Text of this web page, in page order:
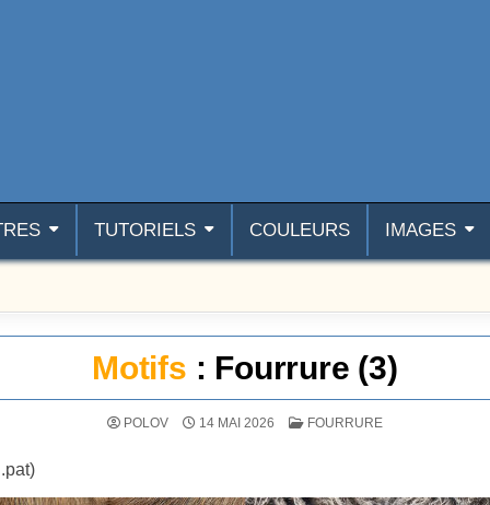
TUTORIELS COULEURS IMAGES
Motifs : Fourrure (3)
POLOV 14 MAI 2026 POSTÉ DANS
FOURRURE